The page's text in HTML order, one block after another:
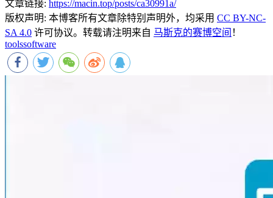
文章链接: https://macin.top/posts/ca30991a/
版权声明: 本博客所有文章除特别声明外，均采用 CC BY-NC-
SA 4.0 许可协议。转载请注明来自 马斯克的赛博空间 ！
toolssoftware